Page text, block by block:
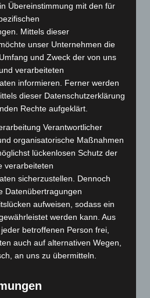
Erschließung aller
WC
Energieeffizienz im
an den
Extensive Dachbegrünung
und unterstützt die
Photovoltaikanlage
Übereinstimmung mit den für
Mittels dieser
unser Unternehmen die
und Zweck der von uns
verarbeiteten
informieren. Ferner werden
dieser Datenschutzerklärung
Rechte aufgeklärt.
Verantwortlicher
organisatorische Maßnahmen
lückenlosen Schutz der
verarbeiteten
sicherzustellen. Dennoch
Datenübertragungen
aufweisen, sodass ein
werden kann. Aus
betroffenen Person frei,
auch auf alternativen Wegen,
an uns zu übermitteln.